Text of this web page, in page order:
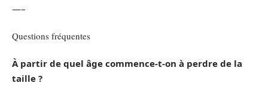
—–
Questions fréquentes
À partir de quel âge commence-t-on à perdre de la
taille ?